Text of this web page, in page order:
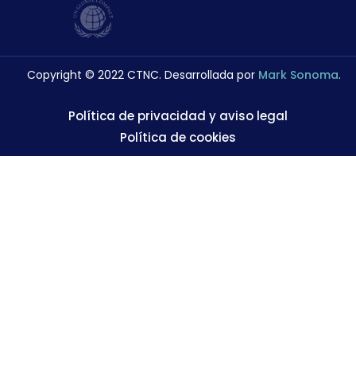
Copyright © 2022 CTNC. Desarrollada por Mark Sonoma.
Política de privacidad y aviso legal
Política de cookies